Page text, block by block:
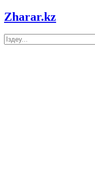
Zharar.kz